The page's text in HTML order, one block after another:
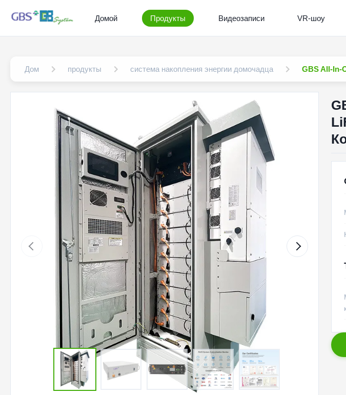
Домой Продукты Видеозаписи VR-шоу
Дом продукты система накопления энергии домочадца GBS All-In-